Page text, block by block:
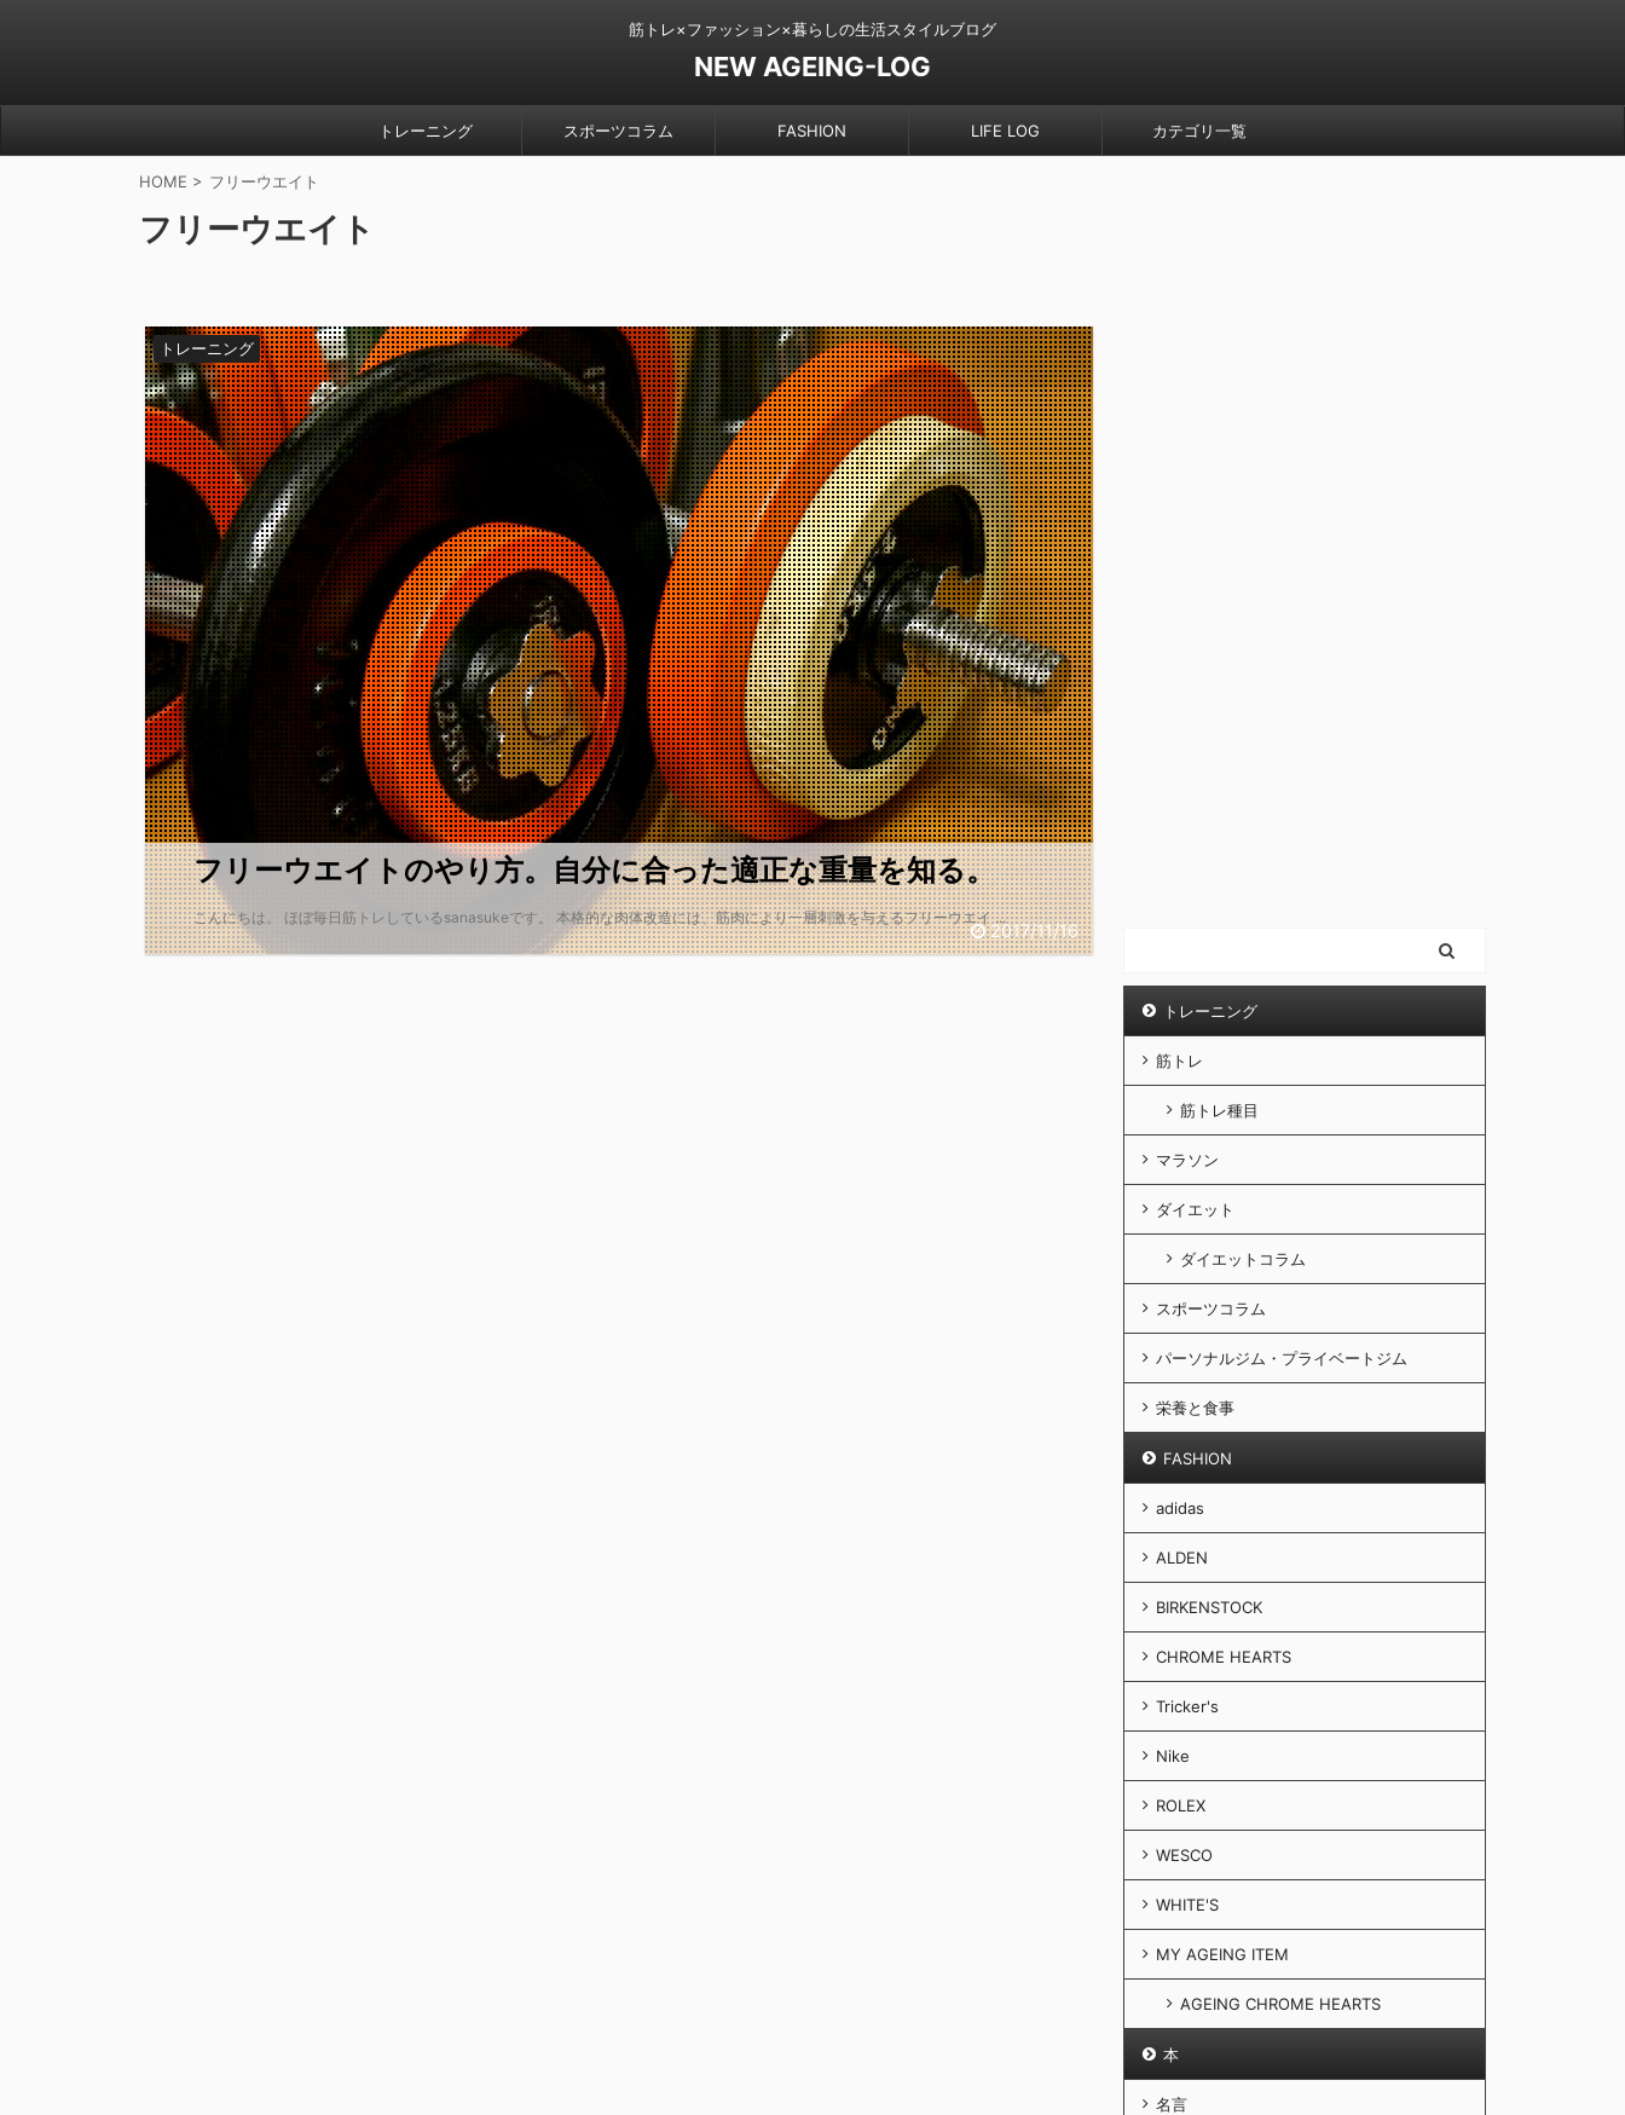
筋トレ×ファッション×暮らしの生活スタイルブログ
NEW AGEING-LOG
トレーニング スポーツコラム FASHION LIFE LOG カテゴリ一覧
HOME > フリーウエイト
フリーウエイト
2017/11/16
トレーニング
フリーウエイトのやり方。自分に合った適正な重量を知る。
こんにちは。 ほぼ毎日筋トレしているsanasukeです。 本格的な肉体改造には、筋肉により一層刺激を与えるフリーウエイ ...
トレーニング
筋トレ
筋トレ種目
マラソン
ダイエット
ダイエットコラム
スポーツコラム
パーソナルジム・プライベートジム
栄養と食事
FASHION
adidas
ALDEN
BIRKENSTOCK
CHROME HEARTS
Tricker's
Nike
ROLEX
WESCO
WHITE'S
MY AGEING ITEM
AGEING CHROME HEARTS
本
名言